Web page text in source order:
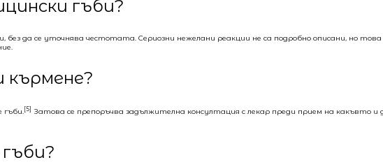
гъби?
да се уточнява честотата. Сериозни нежелани реакции не са подробно описани, но
кърмене?
гъби.[5] Затова се препоръчва задължителна консултация с лекар преди прием на какъвто и